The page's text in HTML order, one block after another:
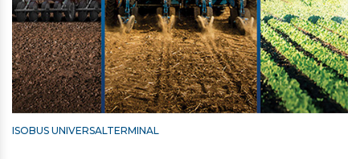
ISOBUS UNIVERSALTERMINAL